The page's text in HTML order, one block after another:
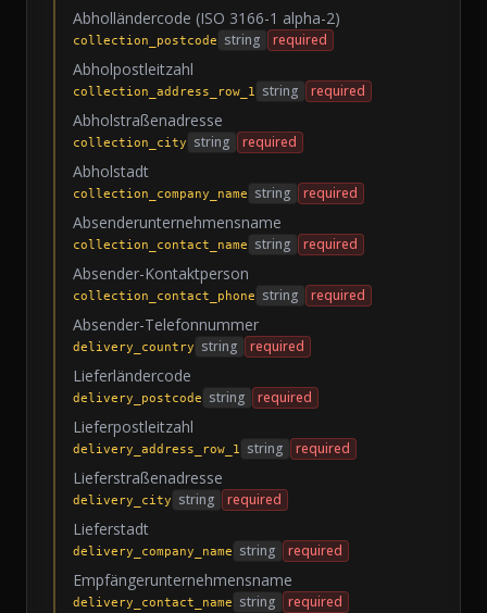
Abholländercode (ISO 3166-1 alpha-2)
collection_postcode string required
Abholpostleitzahl
collection_address_row_1 string required
Abholstraßenadresse
collection_city string required
Abholstadt
collection_company_name string required
Absenderunternehmensname
collection_contact_name string required
Absender-Kontaktperson
collection_contact_phone string required
Absender-Telefonnummer
delivery_country string required
Lieferländercode
delivery_postcode string required
Lieferpostleitzahl
delivery_address_row_1 string required
Lieferstraßenadresse
delivery_city string required
Lieferstadt
delivery_company_name string required
Empfängerunternehmensname
delivery_contact_name string required